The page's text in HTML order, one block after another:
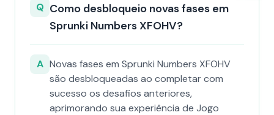
Q Como desbloqueio novas fases em
Sprunki Numbers XFOHV?
A Novas fases em Sprunki Numbers XFOHV
são desbloqueadas ao completar com
sucesso os desafios anteriores,
aprimorando sua experiência de Jogo